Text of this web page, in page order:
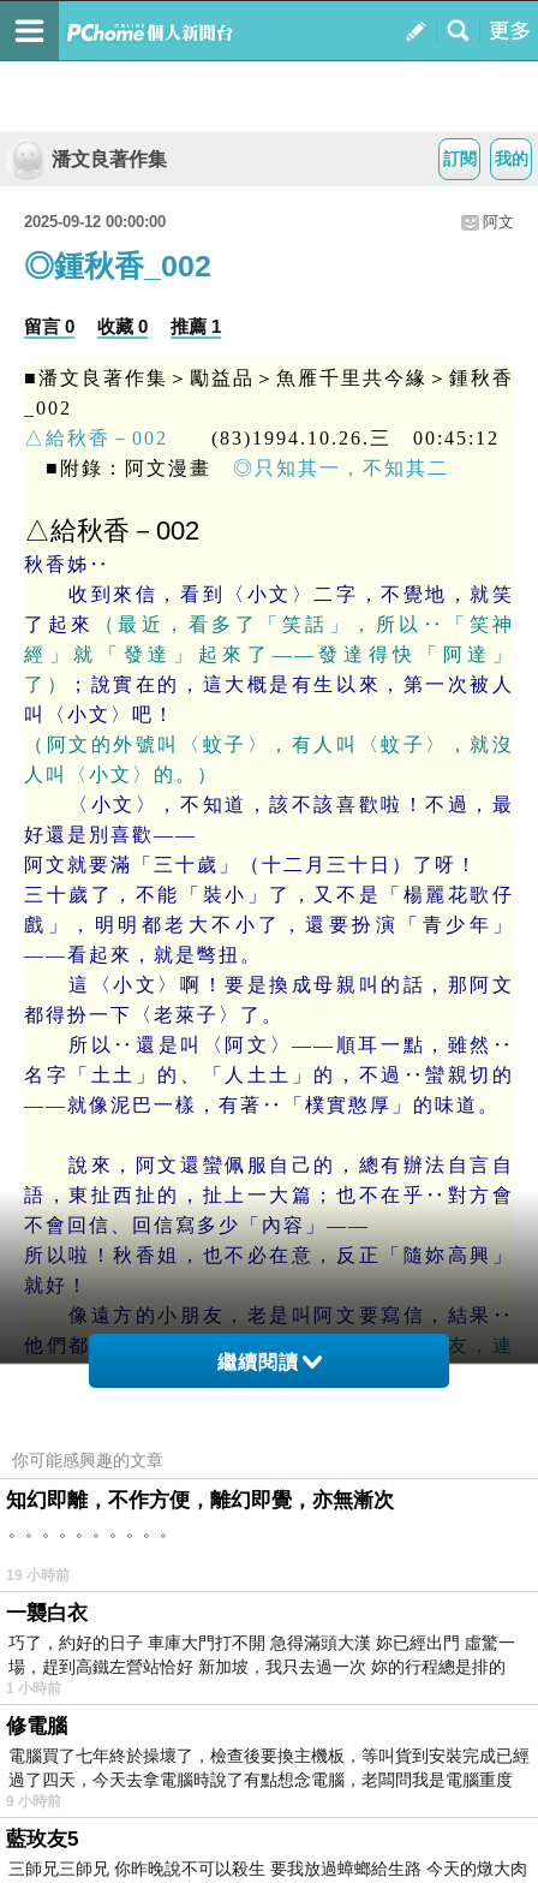
我的
訂閱
潘文良著作集
2025-09-12 00:00:00 阿文
◎鍾秋香_002
留言 0 收藏 0 推薦 1
■潘文良著作集＞勵益品＞魚雁千里共今緣＞鍾秋香
_002
△給秋香－002
(83)1994.10.26.三 00:45:12
■附錄：阿文漫畫 ◎只知其一，不知其二
△給秋香－002
秋香姊‥
收到來信，看到〈小文〉二字，不覺地，就笑
了起來
（最近，看多了「笑話」，所以‥「笑神
經」就「發達」起來了——發達得快「阿達」
了）
；說實在的，這大概是有生以來，第一次被人
叫〈小文〉吧！
（阿文的外號叫〈蚊子〉，有人叫〈蚊子〉，就沒
人叫〈小文〉的。）
〈小文〉，不知道，該不該喜歡啦！不過，最
好還是別喜歡——
阿文就要滿「三十歲」（十二月三十日）了呀！
三十歲了，不能「裝小」了，又不是「楊麗花歌仔
戲」，明明都老大不小了，還要扮演「青少年」
——看起來，就是彆扭。
這〈小文〉啊！要是換成母親叫的話，那阿文
都得扮一下〈老萊子〉了。
所以‥還是叫〈阿文〉——順耳一點，雖然‥
名字「土土」的、「人土土」的，不過‥蠻親切的
——就像泥巴一樣，有著‥「樸實憨厚」的味道。
說來，阿文還蠻佩服自己的，總有辦法自言自
語，東扯西扯的，扯上一大篇；也不在乎‥對方會
不會回信、回信寫多少「內容」——
所以啦！秋香姐，也不必在意，反正「隨妳高興」
就好！
像遠方的小朋友，老是叫阿文要寫信，結果‥
他們都不回（
沒辦法，看來，大部分的小朋友，連
「信」都不知道怎麼寫），即使回了，也是三言兩
寫，也就寄了！
雖有「石沉大海、包子砸狗——一去不回」
——
有人可寄，總是好的，要是「無人可寄」的話，那
阿文想寫信、想寄信的話，該怎麼辦呢？ 豈不是
要‥「寄給自己」嗎？
有這麼個笑話，（經阿文改述之後，）是這麼
說的‥
什麼叫作‥真無聊？ 寫信給自己！
什麼叫作‥很無聊？ 寫信給自己！又附
回郵信封！
什麼叫作‥極無聊？ 寫信給自己！又附
繼續閱讀
你可能感興趣的文章
知幻即離，不作方便，離幻即覺，亦無漸次
。。。。。。。。。。
19 小時前
一襲白衣
巧了，約好的日子 車庫大門打不開 急得滿頭大漢 妳已經出門 虛驚一
場，趕到高鐵左營站恰好 新加坡，我只去過一次 妳的行程總是排的
1 小時前
修電腦
電腦買了七年終於操壞了，檢查後要換主機板，等叫貨到安裝完成已經
過了四天，今天去拿電腦時說了有點想念電腦，老闆問我是電腦重度
9 小時前
藍玫友5
三師兄三師兄 你昨晚說不可以殺生 要我放過蟑螂給生路 今天的燉大肉